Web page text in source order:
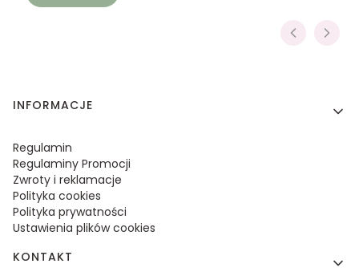
Linki w stopce
INFORMACJE
Regulamin
Regulaminy Promocji
Zwroty i reklamacje
Polityka cookies
Polityka prywatności
Ustawienia plików cookies
KONTAKT